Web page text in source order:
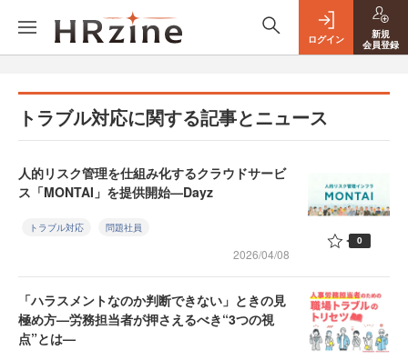
ログイン
新規
会員登録
トラブル対応に関する記事とニュース
人的リスク管理を仕組み化するクラウドサービ
ス「MONTAI」を提供開始—Dayz
トラブル対応 問題社員
2026/04/08
0
「ハラスメントなのか判断できない」ときの見
極め方—労務担当者が押さえるべき“3つの視
点”とは—